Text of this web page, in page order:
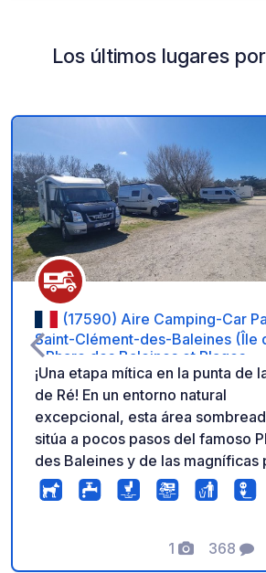
Los últimos lugares
(17590) Aire Camping-Car
Saint-Clément-des-Baleines (Île
– Phare des Baleines et Plages
¡Una etapa mítica en la punta de
de Ré! En un entorno natural
excepcional, esta área
sitúa a pocos pasos del famoso
des Baleines y de las magníficas
salvajes del Atlántico. Perfecto
grandes rutas en bicicleta por los
confortable: parcelas de calidad
1
Fotos
368